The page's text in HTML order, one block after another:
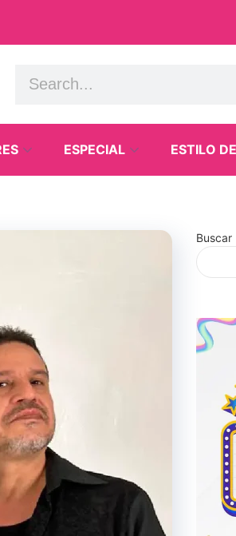
ESPECIAL ESTILO
Buscar